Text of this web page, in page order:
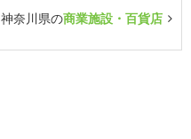
神奈川県の商業施設・百貨店